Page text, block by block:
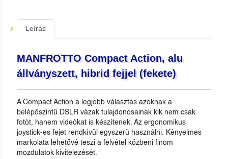
Leírás
MANFROTTO Compact Action, alu
állványszett, hibrid fejjel (fekete)
A Compact Action a legjobb választás azoknak a
belépőszintű DSLR vázak tulajdonosainak kik nem csak
fotót, hanem videókat is készítenek. Az ergonomikus
joystick-es fejet rendkívül egyszerű használni. Kényelmes
markolata lehetővé teszi a felvétel közbeni finom
mozdulatok kivitelezését.